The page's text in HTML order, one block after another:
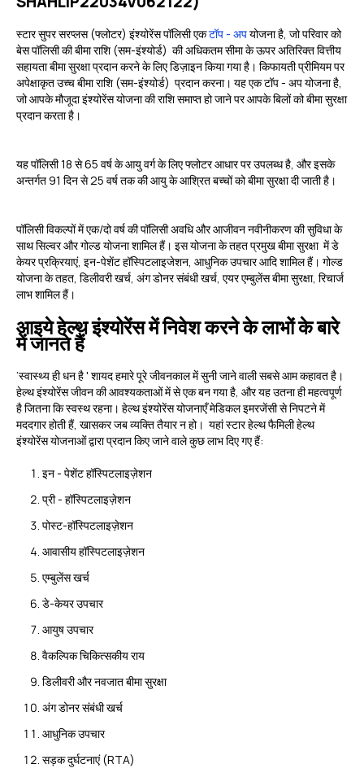
स्टार सुपर सरप्लस (फ्लोटर) इंश्योरेंस पॉलिसी एकटॉप - अपयोजना है, जो परिवार को
बेस पॉलिसी की बीमा राशि (सम-इंश्योर्ड) की अधिकतम सीमा के ऊपर अतिरिक्त वित्तीय
सहायता बीमा सुरक्षा प्रदान करने के लिए डिज़ाइन किया गया है। किफायती प्रीमियम पर
अपेक्षाकृत उच्च बीमा राशि (सम-इंश्योर्ड) प्रदान करना। यह एक टॉप - अप योजना है,
जो आपके मौजूदा इंश्योरेंस योजना की राशि समाप्त हो जाने पर आपके बिलों को बीमा सुरक्षा
प्रदान करता है।
यह पॉलिसी 18 से 65 वर्ष के आयु वर्ग के लिए फ्लोटर आधार पर उपलब्ध है, और इसके
अन्तर्गत 91 दिन से 25 वर्ष तक की आयु के आश्रित बच्चों को बीमा सुरक्षा दी जाती है।
पॉलिसी विकल्पों में एक/दो वर्ष की पॉलिसी अवधि और आजीवन नवीनीकरण की सुविधा के
साथ सिल्वर और गोल्ड योजना शामिल हैं। इस योजना के तहत प्रमुख बीमा सुरक्षा में डे
केयर प्रक्रियाएं, इन-पेशेंट हॉस्पिटलाइजेशन, आधुनिक उपचार आदि शामिल हैं। गोल्ड
योजना के तहत, डिलीवरी खर्च, अंग डोनर संबंधी खर्च, एयर एम्बुलेंस बीमा सुरक्षा, रिचार्ज
लाभ शामिल हैं।
आइये हेल्थ इंश्योरेंस में निवेश करने के लाभों के बारे
में जानते हैं
‘स्वास्थ्य ही धन है ' शायद हमारे पूरे जीवनकाल में सुनी जाने वाली सबसे आम कहावत है।
हेल्थ इंश्योरेंस जीवन की आवश्यकताओं में से एक बन गया है, और यह उतना ही महत्वपूर्ण
है जितना कि स्वस्थ रहना। हेल्थ इंश्योरेंस योजनाएँ मेडिकल इमरजेंसी से निपटने में
मददगार होती हैं, खासकर जब व्यक्ति तैयार न हो। यहां स्टार हेल्थ फैमिली हेल्थ
इंश्योरेंस योजनाओं द्वारा प्रदान किए जाने वाले कुछ लाभ दिए गए हैं:
इन - पेशेंट हॉस्पिटलाइज़ेशन
प्री - हॉस्पिटलाइज़ेशन
पोस्ट-हॉस्पिटलाइज़ेशन
आवासीय हॉस्पिटलाइज़ेशन
एम्बुलेंस खर्च
डे-केयर उपचार
आयुष उपचार
वैकल्पिक चिकित्सकीय राय
डिलीवरी और नवजात बीमा सुरक्षा
अंग डोनर संबंधी खर्च
आधुनिक उपचार
सड़क दुर्घटनाएं (RTA)